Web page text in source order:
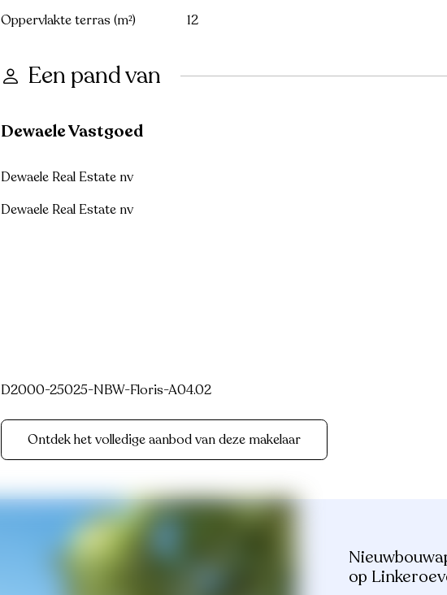
Oppervlakte terras (m²)
12
Een pand van
Dewaele Vastgoed
Dewaele Real Estate nv
Dewaele Real Estate nv
D2000-25025-NBW-Floris-A04.02
Ontdek het volledige aanbod van deze makelaar
op